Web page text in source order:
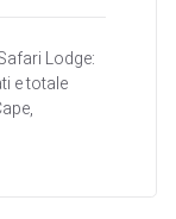
Lodge:
e totale